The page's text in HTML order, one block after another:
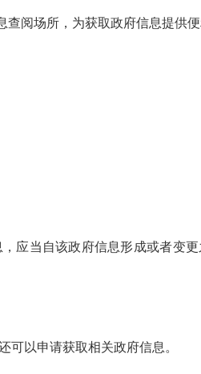
阅场所，为获取政府信息提供便
当自该政府信息形成或者变更
以申请获取相关政府信息。